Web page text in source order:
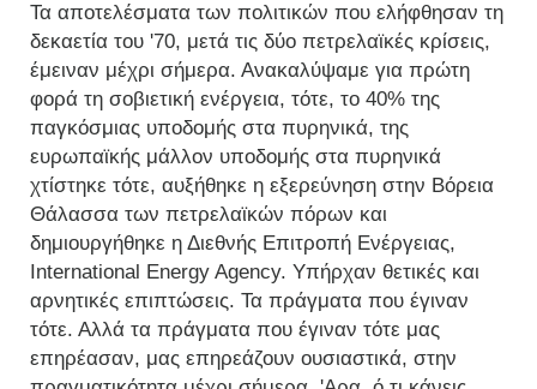
Τα αποτελέσματα των πολιτικών που ελήφθησαν τη
δεκαετία του '70, μετά τις δύο πετρελαϊκές κρίσεις,
έμειναν μέχρι σήμερα. Ανακαλύψαμε για πρώτη
φορά τη σοβιετική ενέργεια, τότε, το 40% της
παγκόσμιας υποδομής στα πυρηνικά, της
ευρωπαϊκής μάλλον υποδομής στα πυρηνικά
χτίστηκε τότε, αυξήθηκε η εξερεύνηση στην Βόρεια
Θάλασσα των πετρελαϊκών πόρων και
δημιουργήθηκε η Διεθνής Επιτροπή Ενέργειας,
International Energy Agency. Υπήρχαν θετικές και
αρνητικές επιπτώσεις. Τα πράγματα που έγιναν
τότε. Αλλά τα πράγματα που έγιναν τότε μας
επηρέασαν, μας επηρεάζουν ουσιαστικά, στην